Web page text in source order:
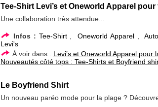
Tee-Shirt Levi’s et Oneworld Apparel pour
Une collaboration très attendue...
Infos : Tee-Shirt, Oneworld Apparel,
Levi's
À voir dans : Levi’s et Oneworld Apparel pour
Nouveautés côté tops : Tee-Shirts et Boyfriend
Le Boyfriend Shirt
Un nouveau paréo mode pour la plage ?